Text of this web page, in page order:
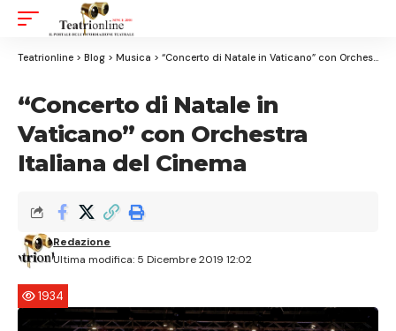
Resizer
Teatrionline > Blog > Musica > “Concerto di Natale in Vaticano” con Orchestra Italiana del Cinema
“Concerto di Natale in
Vaticano” con Orchestra
Italiana del Cinema
Ultima modifica: 5 Dicembre 2019 12:02
Redazione
1934